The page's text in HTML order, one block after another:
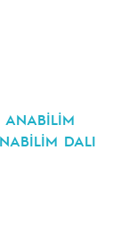
ANABİLİM
DALI